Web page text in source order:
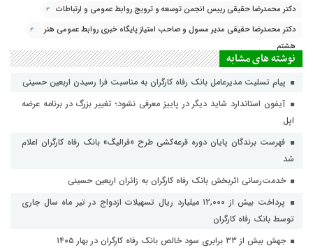
دکتر محمدرضا حقیقی رییس انجمن توسعه و ترویج روابط عمومی و ارتباطات
دکتر محمدرضا حقیقی مدیر مسول و صاحب امتیاز پایگاه خبری روابط عمومی هنر
هشتم
نوشته های مشابه
پیام تسلیت مدیرعامل بانک رفاه کارگران به مناسبت فرا رسیدن اربعین حسینی
آیفون استاندارد شاید دیگر در پاییز معرفی نشود؛ تغییر بزرگ در برنامه عرضه
اپل
فهرست برندگان پایان دوره قرعه‌کشی طرح «فرالیگ» بانک رفاه کارگران اعلام
شد
خدمت‌رسانی اثربخش بانک رفاه کارگران به زائران اربعین حسینی
پرداخت بیش از ۱۲,۰۰۰ میلیارد ریال تسهیلات ازدواج در تیر ماه سال جاری
توسط بانک رفاه کارگران
جهش بیش از ۳۳ برابری سود خالص بانک رفاه کارگران در بهار ۱۴۰۵